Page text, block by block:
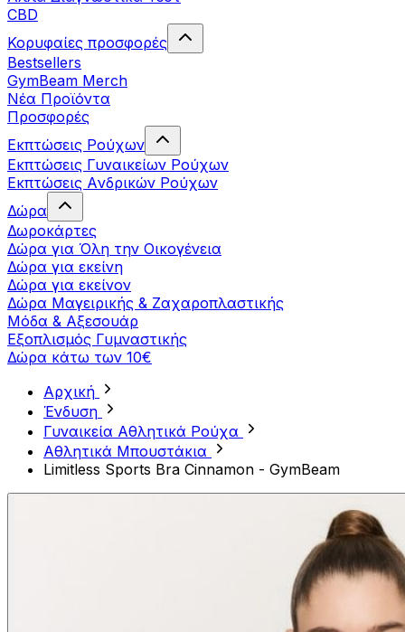
CBD
Κορυφαίες προσφορές
Bestsellers
GymBeam Merch
Νέα Προϊόντα
Προσφορές
Εκπτώσεις Ρούχων
Εκπτώσεις Γυναικείων Ρούχων
Εκπτώσεις Aνδρικών Ρούχων
Δώρα
Δωροκάρτες
Δώρα για Όλη την Οικογένεια
Δώρα για εκείνη
Δώρα για εκείνον
Δώρα Μαγειρικής & Ζαχαροπλαστικής
Μόδα & Αξεσουάρ
Εξοπλισμός Γυμναστικής
Δώρα κάτω των 10€
Αρχική
Ένδυση
Γυναικεία Αθλητικά Ρούχα
Aθλητικά Μπουστάκια
Limitless Sports Bra Cinnamon - GymBeam